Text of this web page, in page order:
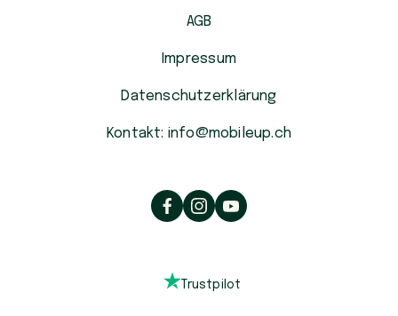
AGB
Impressum
Datenschutzerklärung
Kontakt: info@mobileup.ch
Trustpilot